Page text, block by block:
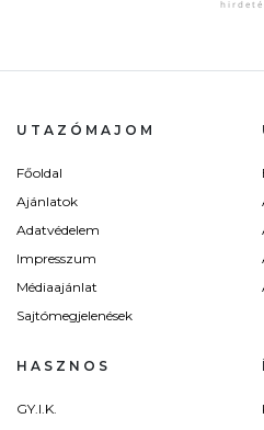
UTAZÓMAJOM
Főoldal
Ajánlatok
Adatvédelem
Impresszum
Médiaajánlat
Sajtómegjelenések
HASZNOS
GY.I.K.